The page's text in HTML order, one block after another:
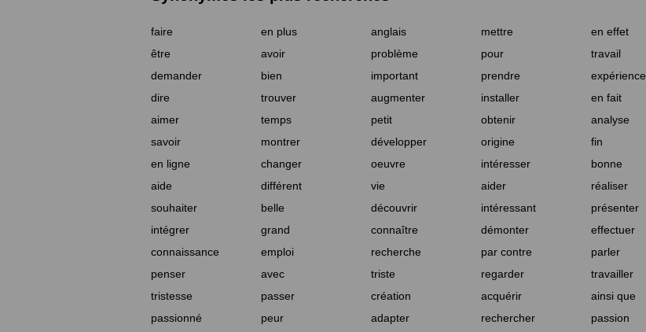
faire en plus anglais mettre en effet
être
avoir problème pour travail
demander
bien important prendre expérience
dire
trouver augmenter installer en fait
aimer
temps petit obtenir analyse
savoir
montrer développer origine fin
en ligne
changer oeuvre intéresser bonne
aide
différent vie aider réaliser
souhaiter
belle découvrir intéressant présenter
intégrer
grand connaître démonter effectuer
connaissance
emploi recherche par contre parler
penser
avec triste regarder travailler
tristesse
passer création acquérir ainsi que
passionné
peur adapter rechercher passion